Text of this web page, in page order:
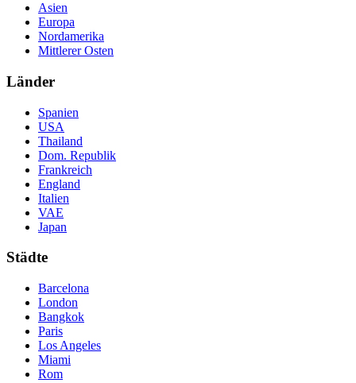
Asien
Europa
Nordamerika
Mittlerer Osten
Länder
Spanien
USA
Thailand
Dom. Republik
Frankreich
England
Italien
VAE
Japan
Städte
Barcelona
London
Bangkok
Paris
Los Angeles
Miami
Rom